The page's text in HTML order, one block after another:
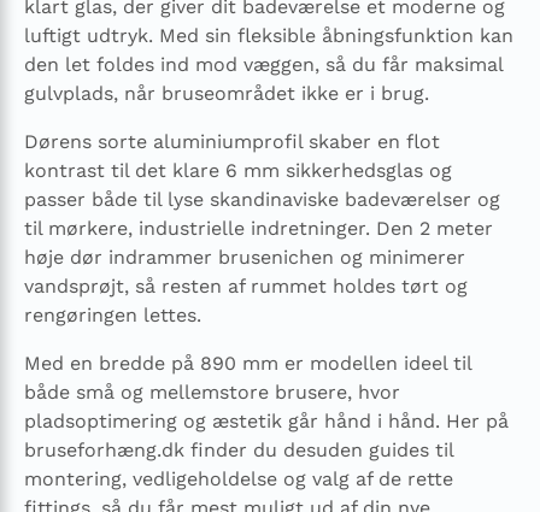
klart glas, der giver dit badeværelse et moderne og
luftigt udtryk. Med sin fleksible åbningsfunktion kan
den let foldes ind mod væggen, så du får maksimal
gulvplads, når bruseområdet ikke er i brug.
Dørens sorte aluminiumprofil skaber en flot
kontrast til det klare 6 mm sikkerhedsglas og
passer både til lyse skandinaviske badeværelser og
til mørkere, industrielle indretninger. Den 2 meter
høje dør indrammer brusenichen og minimerer
vandsprøjt, så resten af rummet holdes tørt og
rengøringen lettes.
Med en bredde på 890 mm er modellen ideel til
både små og mellemstore brusere, hvor
pladsoptimering og æstetik går hånd i hånd. Her på
bruseforhæng.dk finder du desuden guides til
montering, vedligeholdelse og valg af de rette